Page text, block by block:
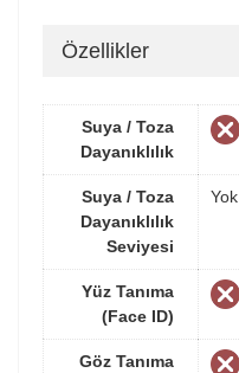
Özellikler
Suya / Toza
Dayanıklılık
Suya / Toza
Dayanıklılık
Seviyesi
Yok
Yüz Tanıma
(Face ID)
Göz Tanıma